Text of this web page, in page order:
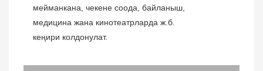
мейманкана, чекене соода, байланыш,
медицина жана кинотеатрларда ж.б.
кеңири колдонулат.